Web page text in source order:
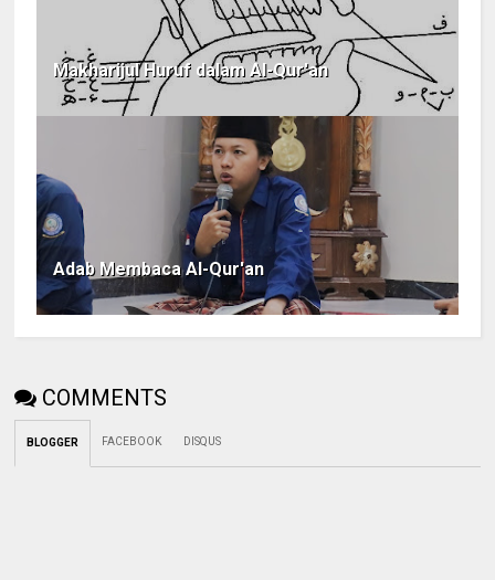
Makharijul Huruf dalam Al-Qur'an
Adab Membaca Al-Qur'an
COMMENTS
BLOGGER FACEBOOK DISQUS